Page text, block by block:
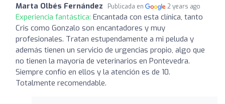
Marta Olbés Fernández Publicada en 2 years ago
Experiencia fantástica: Encantada con esta clínica, tanto
Cris como Gonzalo son encantadores y muy
profesionales. Tratan estupendamente a mi peluda y
además tienen un servicio de urgencias propio, algo que
no tienen la mayoría de veterinarios en Pontevedra.
Siempre confío en ellos y la atención es de 10.
Totalmente recomendable.